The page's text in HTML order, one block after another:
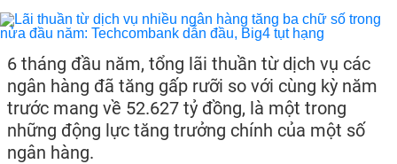
6 tháng đầu năm, tổng lãi thuần từ dịch vụ các
ngân hàng đã tăng gấp rưỡi so với cùng kỳ năm
trước mang về 52.627 tỷ đồng, là một trong
những động lực tăng trưởng chính của một số
ngân hàng.